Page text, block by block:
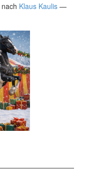
nach Klaus Kaulis —